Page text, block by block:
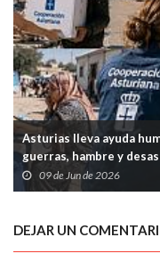
Asturias lleva ayuda
guerras, hambre y
09 de Jun de 2026
DEJAR UN